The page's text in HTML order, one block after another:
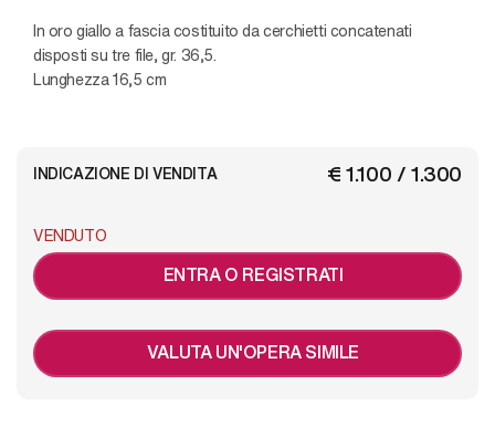
in oro giallo a fascia costituito da cerchietti concatenati
disposti su tre file, gr. 36,5.
Lunghezza 16,5 cm
€ 1.100 / 1.300
INDICAZIONE DI VENDITA
VENDUTO
ENTRA O REGISTRATI
VALUTA UN'OPERA SIMILE